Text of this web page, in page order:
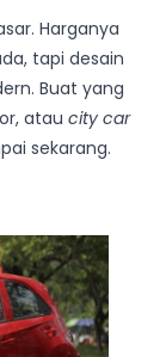
Harganya
tapi desain
Buat yang
atau city car
sekarang.